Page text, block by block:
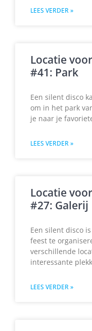
LEES VERDER »
Locatie
#41: Park
Een silent disco
om in het park
je naar je
LEES VERDER »
Locatie
#27: Galerij
Een silent disco
feest te
verschillende
interessante
LEES VERDER »